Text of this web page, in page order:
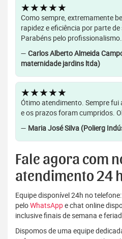
★★★★★
Como sempre, extremamente
rapidez e eficiência por parte
Parabéns pelo profissionalismo.
— Carlos Alberto Almeida
maternidade jardins ltda)
★★★★★
Ótimo atendimento. Sempre
e os prazos foram cumpridos.
— Maria José Silva (Polierg
Fale agora com
atendimento 24
Equipe disponível 24h no telefone:
peloWhatsAppe chat online
inclusive finais de semana e
Dispomos de uma equipe